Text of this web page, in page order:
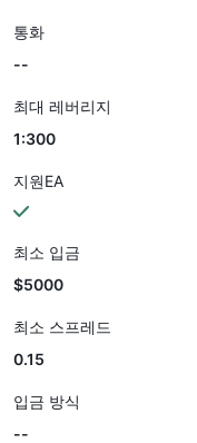
통화
--
최대 레버리지
1:300
지원EA
최소 입금
$5000
최소 스프레드
0.15
입금 방식
--